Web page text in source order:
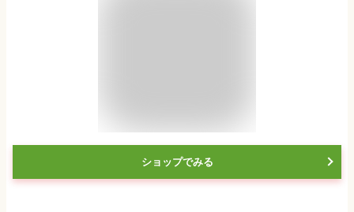
ショップでみる